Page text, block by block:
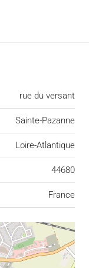
rue du versant
Sainte-Pazanne
Loire-Atlantique
44680
France